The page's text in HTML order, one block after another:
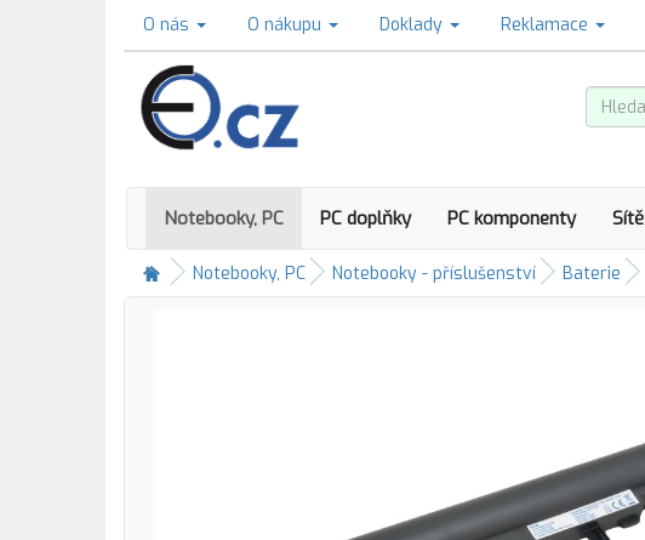
O nás O nákupu Doklady Reklamace
Notebooky, PC PC doplňky PC komponenty Sítě
Notebooky, PC Notebooky - příslušenství Baterie